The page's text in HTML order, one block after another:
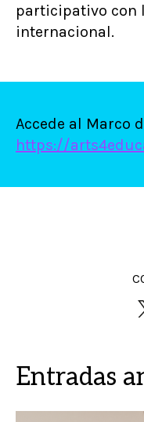
participativo con
internacional.
Accede al Marco
https://
Entradas